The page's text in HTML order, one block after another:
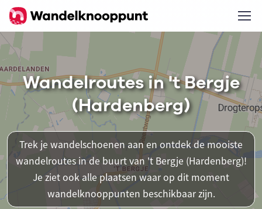
Wandelroutes in 't Bergje
(Hardenberg)
Trek je wandelschoenen aan en ontdek de mooiste
wandelroutes in de buurt van 't Bergje (Hardenberg)!
Je ziet ook alle plaatsen waar op dit moment
wandelknooppunten beschikbaar zijn.